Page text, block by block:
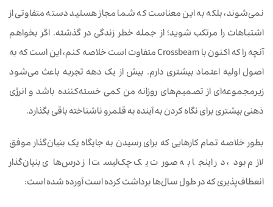
نمی‌شوند، بلکه به این معناست که شما مجاز هستید دسته متفاوتی از
اشتباهات را مرتکب شوید؛ از جمله خطر زندگی در گذشته. اگر بخواهم
آنچه را که اکنون با Crossbeam متفاوت است خلاصه کنم، این است که به
اصول اولیه اعتماد بیشتری دارم. بیش از یک دهه تجربه باعث می‌شود
زیرمجموعه‌ای از تصمیم‌های روزانه من کمی خسته‌کننده باشد و انرژی
ذهنی بیشتری برای نگاه کردن به آینده به قلمرو ناشناخته باقی بگذارد.
بطور خلاصه تمام کارهایی که برای رسیدن به جایگاه یک بنیان‌گذار موفق
لازم بود، در اینجا به صورت یک چک‌لیست از درس‌های بنیان‌گذار
انعطاف‌پذیری که در طول سال‌ها برداشت کرده است آورده شده است: